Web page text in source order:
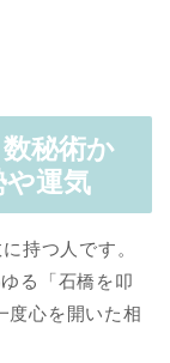
秘術か
や運気
持つ人です。
る「石橋を叩
度心を開いた相